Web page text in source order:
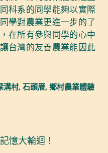
科系的同學能夠以實際
學對農業更進一步的了
在所有參與同學的心中
台灣的友善農業能因此
溝村, 石頭厝, 鄉村農業體驗
憶大輪迴！